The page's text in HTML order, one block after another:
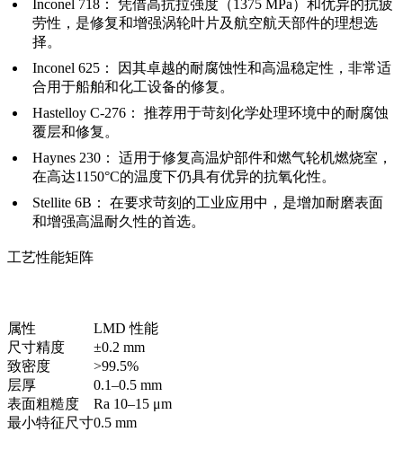
Inconel 718：
凭借高抗拉强度（1375 MPa）和优异的抗疲
劳性，是修复和增强涡轮叶片及航空航天部件的理想选
择。
Inconel 625：
因其卓越的耐腐蚀性和高温稳定性，非常适
合用于船舶和化工设备的修复。
Hastelloy C-276：
推荐用于苛刻化学处理环境中的耐腐蚀
覆层和修复。
Haynes 230：
适用于修复高温炉部件和燃气轮机燃烧室，
在高达1150°C的温度下仍具有优异的抗氧化性。
Stellite 6B：
在要求苛刻的工业应用中，是增加耐磨表面
和增强高温耐久性的首选。
工艺性能矩阵
属性
LMD 性能
尺寸精度
±0.2 mm
致密度
>99.5%
层厚
0.1–0.5 mm
表面粗糙度
Ra 10–15 μm
最小特征尺寸0.5 mm